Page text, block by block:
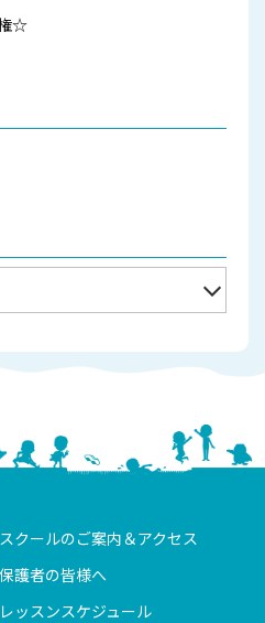
☆
スクールのご案内＆アクセス
保護者の皆様へ
レッスンスケジュール